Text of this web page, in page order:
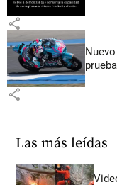
share
share
Las más leídas